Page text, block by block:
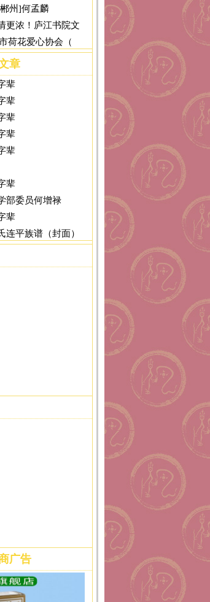
州]何孟麟
更浓！庐江书院文
荷花爱心协会（
章
辈
辈
辈
辈
辈
辈
部委员何增禄
辈
连平族谱（封面）
广告